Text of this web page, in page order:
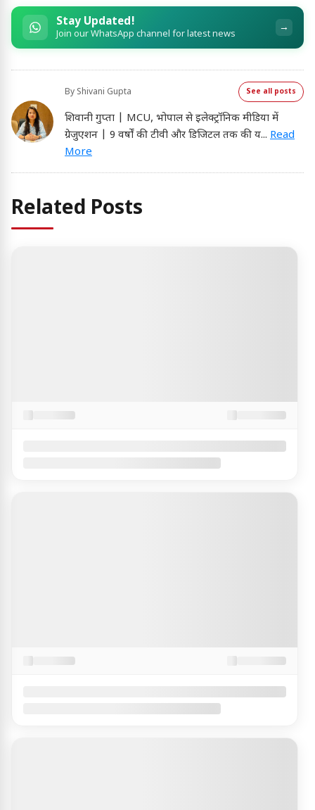
Stay Updated!
Join our WhatsApp channel for latest news →
By Shivani Gupta See all posts
शिवानी गुप्ता | MCU, भोपाल से इलेक्ट्रॉनिक मीडिया में
ग्रेजुएशन | 9 वर्षों की टीवी और डिजिटल तक की य... Read
More
Related Posts